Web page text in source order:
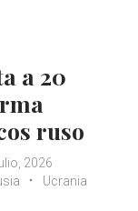
a 20
ruso
2026
Ucrania